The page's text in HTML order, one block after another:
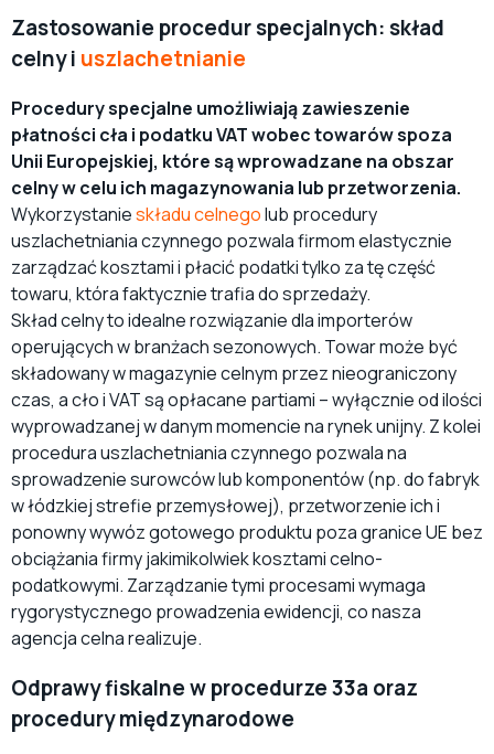
Zastosowanie procedur specjalnych: skład
celny i uszlachetnianie
Procedury specjalne umożliwiają zawieszenie
płatności cła i podatku VAT wobec towarów spoza
Unii Europejskiej, które są wprowadzane na obszar
celny w celu ich magazynowania lub przetworzenia.
Wykorzystanieskładu celnegolub procedury
uszlachetniania czynnego pozwala firmom elastycznie
zarządzać kosztami i płacić podatki tylko za tę część
towaru, która faktycznie trafia do sprzedaży.
Skład celny to idealne rozwiązanie dla importerów
operujących w branżach sezonowych. Towar może być
składowany w magazynie celnym przez nieograniczony
czas, a cło i VAT są opłacane partiami – wyłącznie od ilości
wyprowadzanej w danym momencie na rynek unijny. Z kolei
procedura uszlachetniania czynnego pozwala na
sprowadzenie surowców lub komponentów (np. do fabryk
w łódzkiej strefie przemysłowej), przetworzenie ich i
ponowny wywóz gotowego produktu poza granice UE bez
obciążania firmy jakimikolwiek kosztami celno-
podatkowymi. Zarządzanie tymi procesami wymaga
rygorystycznego prowadzenia ewidencji, co nasza
agencja celna realizuje.
Odprawy fiskalne w procedurze 33a oraz
procedury międzynarodowe